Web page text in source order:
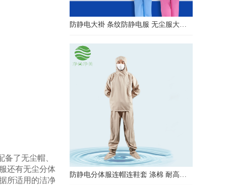
了无尘帽、
还有无尘分体
所适用的洁净
防静电大褂 条纹防静电服 无尘服大褂 防静电大褂工作服
防静电分体服连帽连鞋套 涤棉 耐高温洁净内服 百级无尘服 防尘服